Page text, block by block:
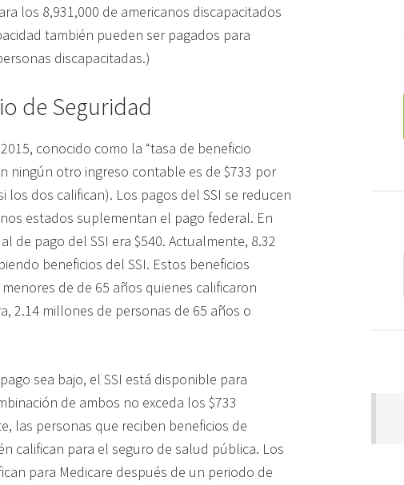
los 8,931,000 de americanos discapacitados
también pueden ser pagados para
discapacitadas.)
de Seguridad
conocido como la “tasa de beneficio
ningún otro ingreso contable es de $733 por
los dos califican). Los pagos del SSI se reducen
estados suplementan el pago federal. En
de pago del SSI era $540. Actualmente, 8.32
beneficios del SSI. Estos beneficios
de de 65 años quienes calificaron
2.14 millones de personas de 65 años o
sea bajo, el SSI está disponible para
de ambos no exceda los $733
las personas que reciben beneficios de
califican para el seguro de salud pública. Los
para Medicare después de un periodo de